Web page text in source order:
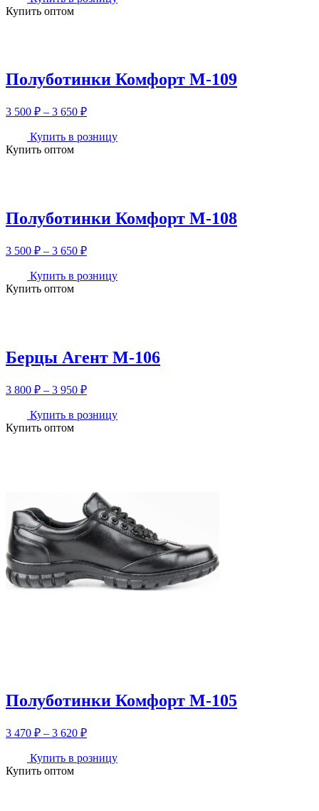
Купить оптом
Полуботинки Комфорт М-109
3 500 ₽ – 3 650 ₽Диапазон
3
Купить в розницу
Купить оптом
Полуботинки Комфорт М-108
3 500 ₽ – 3 650 ₽Диапазон
3
Купить в розницу
Купить оптом
Берцы Агент М-106
3 800 ₽ – 3 950 ₽Диапазон
3
Купить в розницу
Купить оптом
Полуботинки Комфорт М-105
3 470 ₽ – 3 620 ₽Диапазон
3
Купить в розницу
Купить оптом